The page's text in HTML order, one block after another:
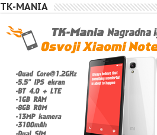
TK-MANIA